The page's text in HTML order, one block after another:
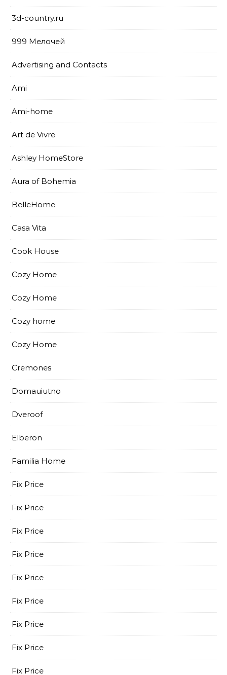
3d-country.ru
999 Мелочей
Advertising and Contacts
Ami
Ami-home
Art de Vivre
Ashley HomeStore
Aura of Bohemia
BelleHome
Casa Vita
Cook House
Cozy Home
Cozy Home
Cozy home
Cozy Home
Cremones
Domauiutno
Dveroof
Elberon
Familia Home
Fix Price
Fix Price
Fix Price
Fix Price
Fix Price
Fix Price
Fix Price
Fix Price
Fix Price